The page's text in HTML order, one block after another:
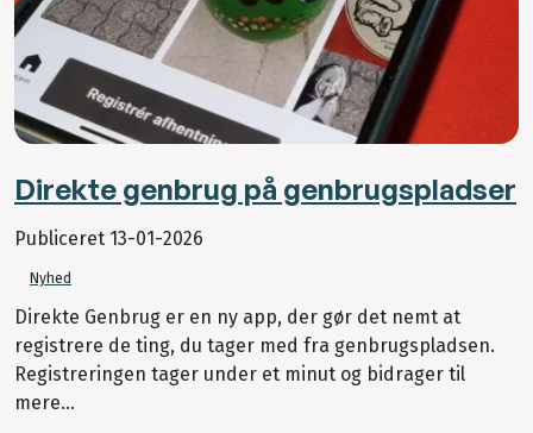
Direkte genbrug på genbrugspladser
Publiceret 13-01-2026
Nyhed
Direkte Genbrug er en ny app, der gør det nemt at
registrere de ting, du tager med fra genbrugspladsen.
Registreringen tager under et minut og bidrager til
mere...